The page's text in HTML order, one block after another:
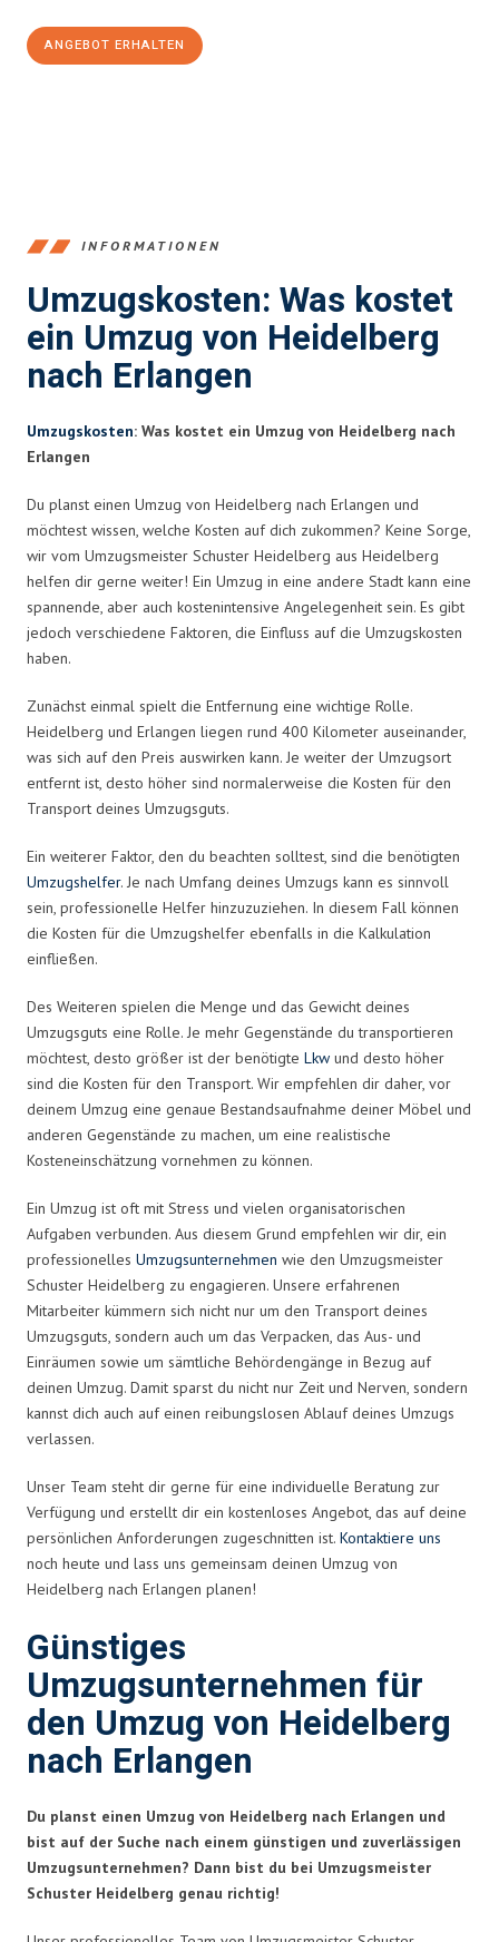
ANGEBOT ERHALTEN
INFORMATIONEN
Umzugskosten: Was kostet
ein Umzug von Heidelberg
nach Erlangen
Umzugskosten: Was kostet ein Umzug von Heidelberg nach
Erlangen
Du planst einen Umzug von Heidelberg nach Erlangen und
möchtest wissen, welche Kosten auf dich zukommen? Keine Sorge,
wir vom Umzugsmeister Schuster Heidelberg aus Heidelberg
helfen dir gerne weiter! Ein Umzug in eine andere Stadt kann eine
spannende, aber auch kostenintensive Angelegenheit sein. Es gibt
jedoch verschiedene Faktoren, die Einfluss auf die Umzugskosten
haben.
Zunächst einmal spielt die Entfernung eine wichtige Rolle.
Heidelberg und Erlangen liegen rund 400 Kilometer auseinander,
was sich auf den Preis auswirken kann. Je weiter der Umzugsort
entfernt ist, desto höher sind normalerweise die Kosten für den
Transport deines Umzugsguts.
Ein weiterer Faktor, den du beachten solltest, sind die benötigten
Umzugshelfer. Je nach Umfang deines Umzugs kann es sinnvoll
sein, professionelle Helfer hinzuzuziehen. In diesem Fall können
die Kosten für die Umzugshelfer ebenfalls in die Kalkulation
einfließen.
Des Weiteren spielen die Menge und das Gewicht deines
Umzugsguts eine Rolle. Je mehr Gegenstände du transportieren
möchtest, desto größer ist der benötigte Lkw und desto höher
sind die Kosten für den Transport. Wir empfehlen dir daher, vor
deinem Umzug eine genaue Bestandsaufnahme deiner Möbel und
anderen Gegenstände zu machen, um eine realistische
Kosteneinschätzung vornehmen zu können.
Ein Umzug ist oft mit Stress und vielen organisatorischen
Aufgaben verbunden. Aus diesem Grund empfehlen wir dir, ein
professionelles Umzugsunternehmen wie den Umzugsmeister
Schuster Heidelberg zu engagieren. Unsere erfahrenen
Mitarbeiter kümmern sich nicht nur um den Transport deines
Umzugsguts, sondern auch um das Verpacken, das Aus- und
Einräumen sowie um sämtliche Behördengänge in Bezug auf
deinen Umzug. Damit sparst du nicht nur Zeit und Nerven, sondern
kannst dich auch auf einen reibungslosen Ablauf deines Umzugs
verlassen.
Unser Team steht dir gerne für eine individuelle Beratung zur
Verfügung und erstellt dir ein kostenloses Angebot, das auf deine
persönlichen Anforderungen zugeschnitten ist. Kontaktiere uns
noch heute und lass uns gemeinsam deinen Umzug von
Heidelberg nach Erlangen planen!
Günstiges
Umzugsunternehmen für
den Umzug von Heidelberg
nach Erlangen
Du planst einen Umzug von Heidelberg nach Erlangen und
bist auf der Suche nach einem günstigen und zuverlässigen
Umzugsunternehmen? Dann bist du bei Umzugsmeister
Schuster Heidelberg genau richtig!